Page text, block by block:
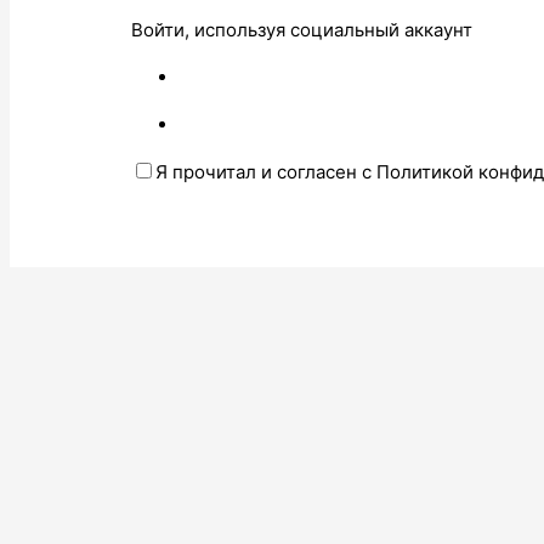
Войти, используя социальный аккаунт
Я прочитал и согласен с Политикой